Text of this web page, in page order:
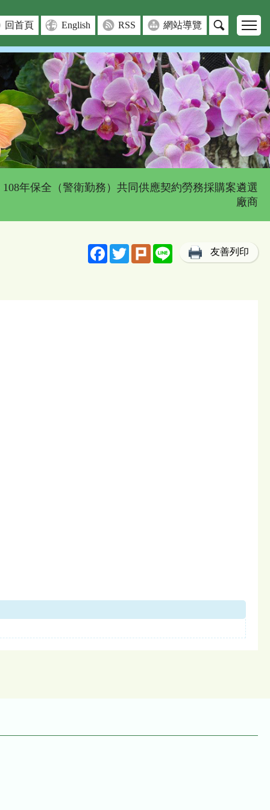
回首頁 English RSS 網站導覽
108年保全（警衛勤務）共同供應契約勞務採購案遴選
廠商
FacebookTwitterPlurk Line 友善列印